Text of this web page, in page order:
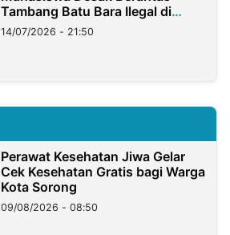
Tambang Batu Bara Ilegal di
Lampung
14/07/2026 - 21:50
Perawat Kesehatan Jiwa Gelar
Cek Kesehatan Gratis bagi Warga
Kota Sorong
09/08/2026 - 08:50